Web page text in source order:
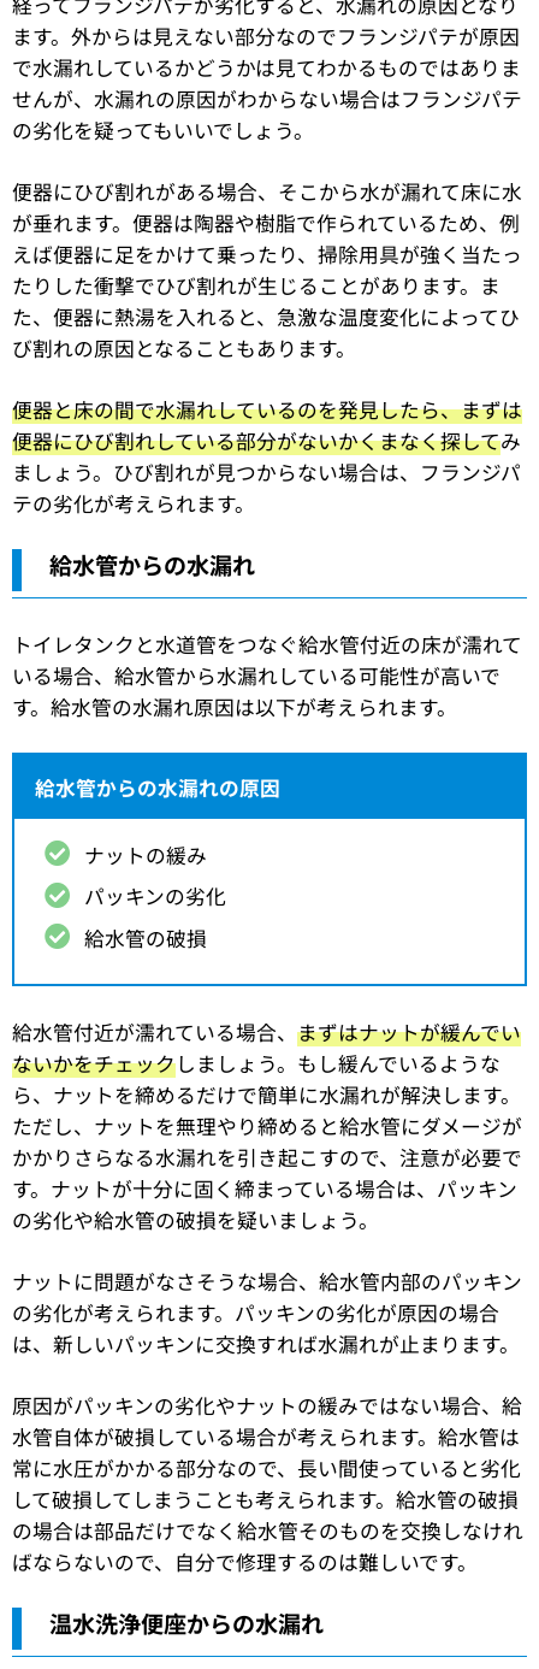
ます。外からは見えない部分なのでフランジパテが原因
で水漏れしているかどうかは見てわかるものではありま
せんが、水漏れの原因がわからない場合はフランジパテ
の劣化を疑ってもいいでしょう。
便器にひび割れがある場合、そこから水が漏れて床に水
が垂れます。便器は陶器や樹脂で作られているため、例
えば便器に足をかけて乗ったり、掃除用具が強く当たっ
たりした衝撃でひび割れが生じることがあります。ま
た、便器に熱湯を入れると、急激な温度変化によってひ
び割れの原因となることもあります。
便器と床の間で水漏れしているのを発見したら、まずは
便器にひび割れしている部分がないかくまなく探してみ
ましょう。ひび割れが見つからない場合は、フランジパ
テの劣化が考えられます。
給水管からの水漏れ
トイレタンクと水道管をつなぐ給水管付近の床が濡れて
いる場合、給水管から水漏れしている可能性が高いで
す。給水管の水漏れ原因は以下が考えられます。
給水管からの水漏れの原因
ナットの緩み
パッキンの劣化
給水管の破損
給水管付近が濡れている場合、 まずはナットが緩んでい
ないかをチェックしましょう。もし緩んでいるような
ら、ナットを締めるだけで簡単に水漏れが解決します。
ただし、ナットを無理やり締めると給水管にダメージが
かかりさらなる水漏れを引き起こすので、注意が必要で
す。ナットが十分に固く締まっている場合は、パッキン
の劣化や給水管の破損を疑いましょう。
ナットに問題がなさそうな場合、給水管内部のパッキン
の劣化が考えられます。パッキンの劣化が原因の場合
は、新しいパッキンに交換すれば水漏れが止まります。
原因がパッキンの劣化やナットの緩みではない場合、給
水管自体が破損している場合が考えられます。給水管は
常に水圧がかかる部分なので、長い間使っていると劣化
して破損してしまうことも考えられます。給水管の破損
の場合は部品だけでなく給水管そのものを交換しなけれ
ばならないので、自分で修理するのは難しいです。
温水洗浄便座からの水漏れ